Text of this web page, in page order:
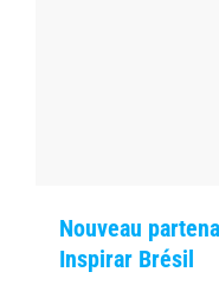
Nouveau
Inspirar Brésil